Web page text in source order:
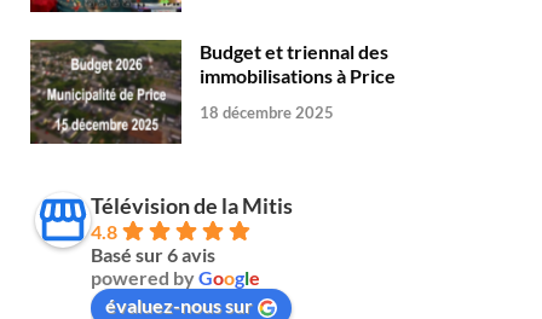
Budget et triennal des
immobilisations à Price
18 décembre 2025
Télévision de la Mitis
4.8
Basé sur 6 avis
powered byGoogle
évaluez-nous sur